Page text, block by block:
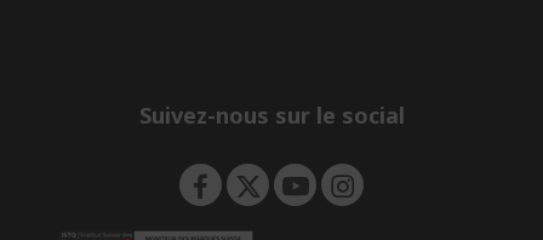
Suivez-nous sur le social